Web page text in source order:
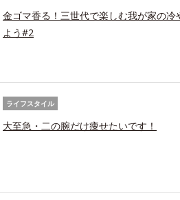
金ゴマ香る！三世代で楽しむ我が家の
よう#2
ライフスタイル
大至急・二の腕だけ痩せたいです！